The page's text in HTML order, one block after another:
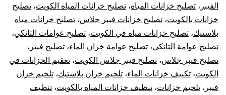
الفيبر ، تصليح خزانات المياه، تصليح خزانات المياه الكويت، تصليح
خزانات بالكويت، تصليح خزانات فيبر جلاس، تصليح خزانات مياه
بلاستيك، تصليح خزانات مياه في الكويت، تصليح عوامات التانكي،
تصليح عوامة التانكي، تصليح عوامة خزان الماء، تصليح فيبر ،
تصليح فيبر جلاس، تصليح فيبر جلاس الكويت، تعقيم الخزانات في
الكويت، تكييف خزانات الماء، تلحيم خزان بلاستيك، تلحيم خزان
فيبر ، تلحيم خزانات، تنظيف خزانات المياه بالكويت، تنظيف